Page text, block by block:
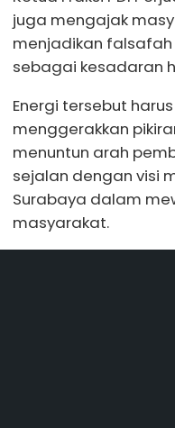
juga mengajak
menjadikan falsafah
sebagai kesadaran
Energi tersebut
menggerakkan
menuntun arah
sejalan dengan visi
Surabaya dalam
masyarakat.